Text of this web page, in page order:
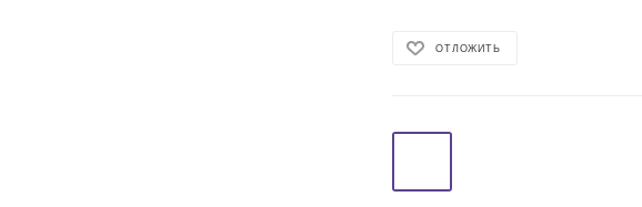
ОТЛОЖИТЬ